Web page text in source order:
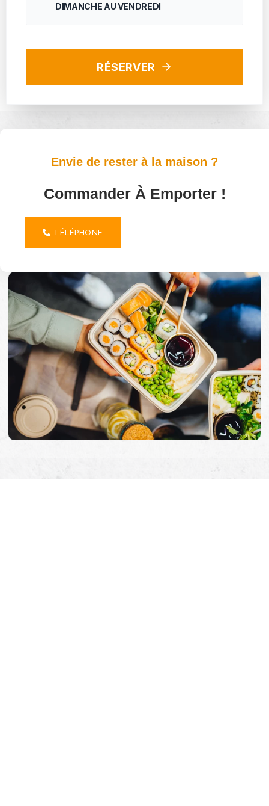
DIMANCHE AU VENDREDI
RÉSERVER
Envie de rester à la maison ?
Commander À Emporter !
TÉLÉPHONE